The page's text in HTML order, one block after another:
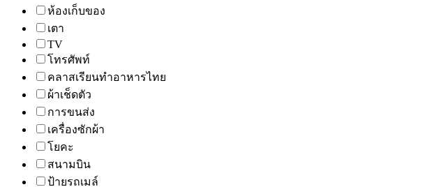
ห้องเก็บของ
เตา
TV
โทรศัพท์
คลาสเรียนทำอาหารไทย
ผ้าเช็ดตัว
การขนส่ง
เครื่องซักผ้า
โยคะ
สนามบิน
ป้ายรถเมล์